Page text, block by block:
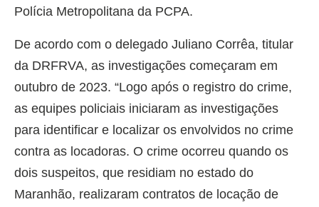
Polícia Metropolitana da PCPA.
De acordo com o delegado Juliano Corrêa, titular
da DRFRVA, as investigações começaram em
outubro de 2023. “Logo após o registro do crime,
as equipes policiais iniciaram as investigações
para identificar e localizar os envolvidos no crime
contra as locadoras. O crime ocorreu quando os
dois suspeitos, que residiam no estado do
Maranhão, realizaram contratos de locação de